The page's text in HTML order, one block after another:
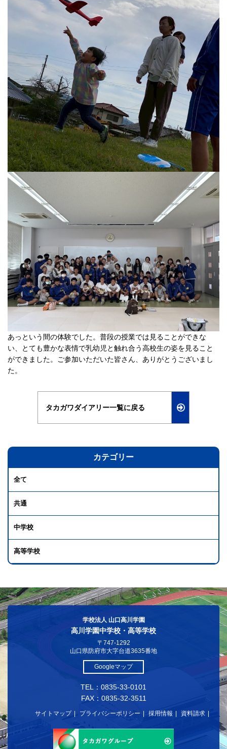
あっという間の体験でした。普段の授業では見ることができな
い、とても豊かな表情で乳幼児と触れ合う高校生の姿を見ること
ができました。ご参加いただいた皆さん、ありがとうございまし
た。
タカガワダイアリー一覧に戻る
カテゴリー
全て
共通
中学校
高等学校
学校法人 山口高川学園
高川学園中学校・高等学校
〒747-1292
山口県防府市大字台道3635番地
Googleマップ
TEL：0835-33-0101
FAX：0835-32-3511
サイトマップ プライバシーポリシー 採用情報 資料請求